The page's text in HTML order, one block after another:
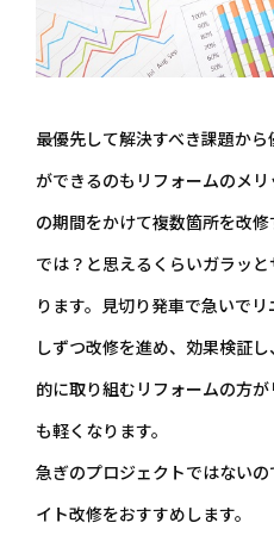
最優先して解決すべき課題か
ができるのもリフォームのメ
の期間をかけて複数箇所を改
では？と思えるくらいガラッ
ります。見切り発車で急いで
しずつ改修を進め、効果検証
的に取り組むリフォームの方
も軽くなります。
急ぎのプロジェクトではない
イト改修をおすすめします。